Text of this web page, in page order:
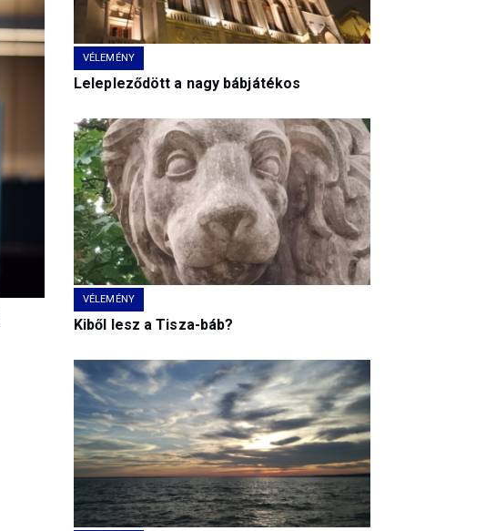
VÉLEMÉNY
Lelepleződött a nagy bábjátékos
VÉLEMÉNY
Kiből lesz a Tisza-báb?